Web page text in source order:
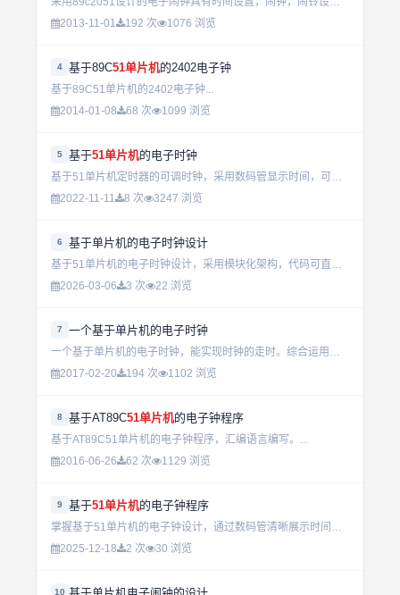
2013-11-01
192 次 1076 浏览
4 基于89C51单片机的2402电子钟
基于89C51单片机的2402电子钟...
2014-01-08
68 次 1099 浏览
5 基于51单片机的电子时钟
基于51单片机定时器的可调时钟，采用数码管显示时间，可切换年月日和时分秒...
2022-11-11
8 次 3247 浏览
6 基于单片机的电子时钟设计
基于51单片机的电子时钟设计，采用模块化架构，代码可直接用于生产环境，具备高稳定性与低功耗特性，适合嵌入式开发入门与实际项目应用。...
2026-03-06
3 次 22 浏览
7 一个基于单片机的电子时钟
一个基于单片机的电子时钟，能实现时钟的走时。综合运用所学硬件和软件知识，得到一个能实现预定功能的电子产品。...
2017-02-20
194 次 1102 浏览
8 基于AT89C51单片机的电子钟程序
基于AT89C51单片机的电子钟程序，汇编语言编写。...
2016-06-26
62 次 1129 浏览
9 基于51单片机的电子钟程序
掌握基于51单片机的电子钟设计，通过数码管清晰展示时间，并利用中断定时器实现精准控制。按键操作让你轻松调整时、分、秒，是学习和实践单片机编程的理想选择。...
2025-12-18
2 次 30 浏览
10 基于单片机电子闹钟的设计